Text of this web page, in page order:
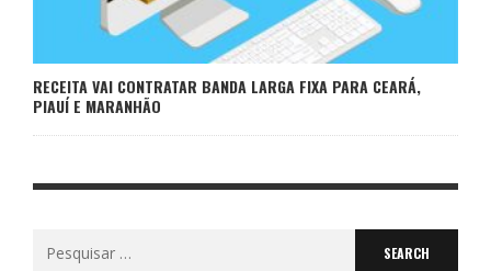
RECEITA VAI CONTRATAR BANDA LARGA FIXA PARA CEARÁ,
PIAUÍ E MARANHÃO